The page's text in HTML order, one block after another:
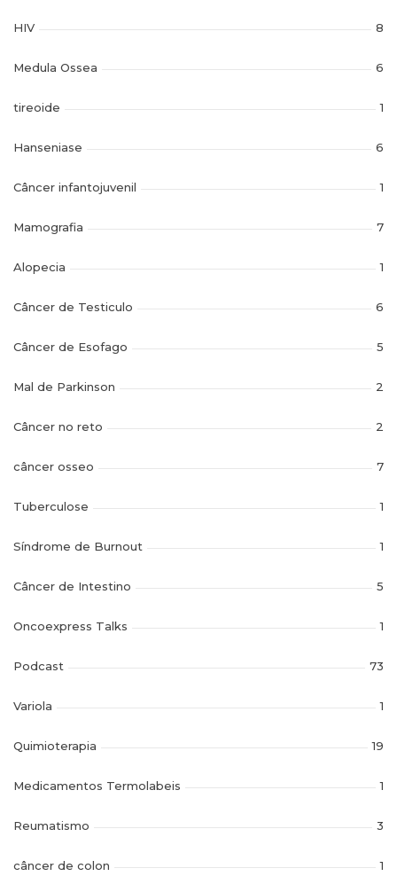
HIV 8
Medula Ossea 6
tireoide 1
Hanseniase 6
Câncer infantojuvenil 1
Mamografia 7
Alopecia 1
Câncer de Testiculo 6
Câncer de Esofago 5
Mal de Parkinson 2
Câncer no reto 2
câncer osseo 7
Tuberculose 1
Síndrome de Burnout 1
Câncer de Intestino 5
Oncoexpress Talks 1
Podcast 73
Variola 1
Quimioterapia 19
Medicamentos Termolabeis 1
Reumatismo 3
câncer de colon 1